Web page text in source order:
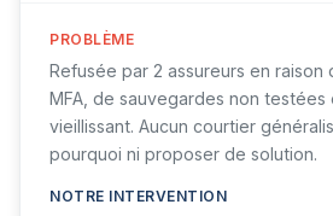
PROBLÈME
Refusée par 2 assureurs en
MFA, de sauvegardes non testées
vieillissant. Aucun courtier
pourquoi ni proposer de solution.
NOTRE INTERVENTION